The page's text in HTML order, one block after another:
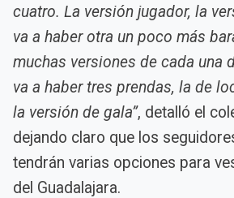
cuatro. La versión jugador, la
va a haber otra un poco más
muchas versiones de cada una
va a haber tres prendas, la de
la versión de gala”, detalló el
dejando claro que los
tendrán varias opciones para
del Guadalajara.